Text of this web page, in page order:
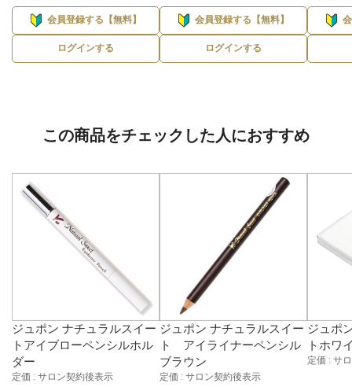
会員登録する【無料】
ログインする
会員登録する【無料】
ログインする
この商品をチェックした人におすすめ
ジュポン ナチュラルスイー
トアイブローペンシルホル
ダー
定価 : サロン契約後表示
ジュポン ナチュラルスイー
ト アイライナーペンシル
ブラウン
定価 : サロン契約後表示
ジュポ
トホワ
定価 : サ